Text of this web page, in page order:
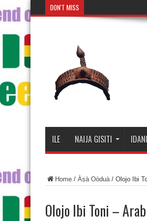
DON'T MISS
ILE NAIJA GISITI
Home / Àṣà Oòduà/ Olojo Ibi
Olojo Ibi Toni –